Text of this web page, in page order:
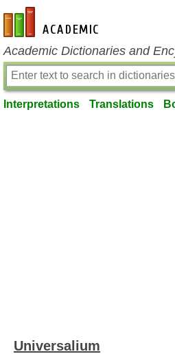
en-academic.com
Academic Dictionaries and
Interpretations Translations
Universalium